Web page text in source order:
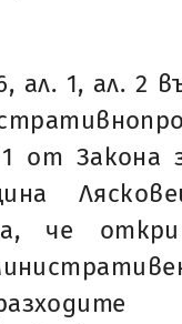
ал. 1, ал. 2
от Закона
че